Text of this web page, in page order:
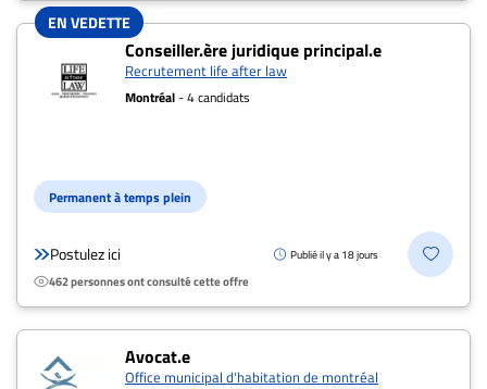
S’abonner
Politique de
confidentialité
EN VEDETTE
Conseiller.ère juridique principal.e
Recrutement life after law
Montréal- 4 candidats
Permanent à temps plein
Postulez ici Publié il y a 18 jours
462 personnes ont consulté cette offre
Avocat.e
Office municipal d'habitation de montréal